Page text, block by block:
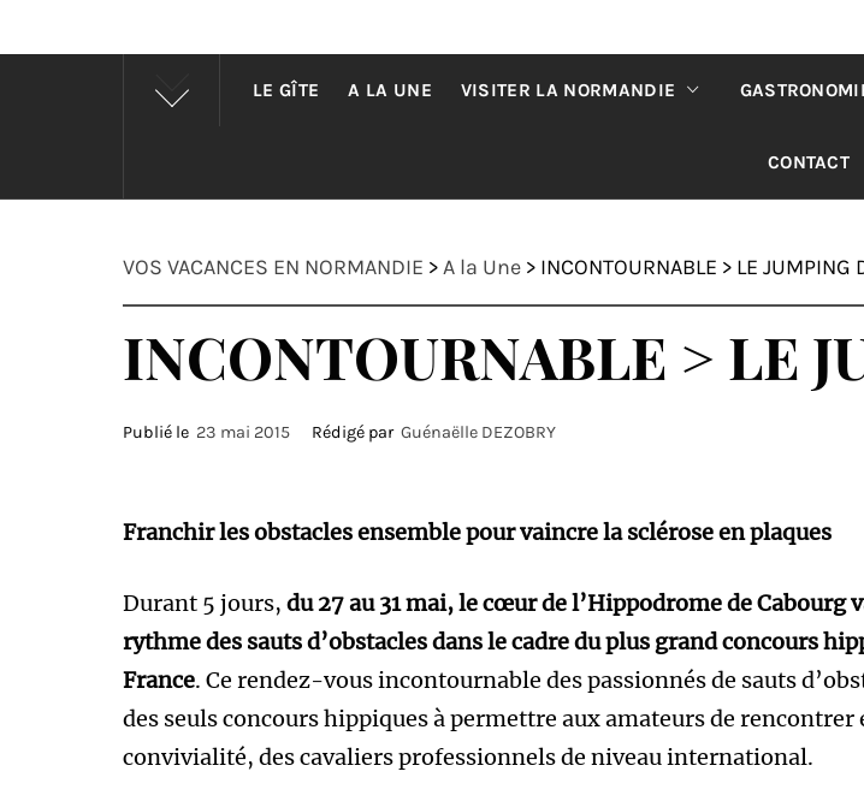
LE GÎTE A LA UNE VISITER LA NORMANDIE
CONTACT
VOS VACANCES EN NORMANDIE >A la Une > INCONTOURNABLE > LE JUMPING
INCONTOURNABLE > LE
Publié le 23 mai 2015 Rédigé par Guénaëlle DEZOBRY
Franchir les obstacles ensemble pour vaincre la sclérose en plaques
Durant 5 jours, du 27 au 31 mai, le cœur de l’Hippodrome de Cabourg
rythme des sauts d’obstacles dans le cadre du plus grand concours
France. Ce rendez-vous incontournable des passionnés de sauts
des seuls concours hippiques à permettre aux amateurs de rencontrer
convivialité, des cavaliers professionnels de niveau international.